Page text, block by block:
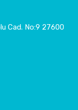
Cad. No:9 27600